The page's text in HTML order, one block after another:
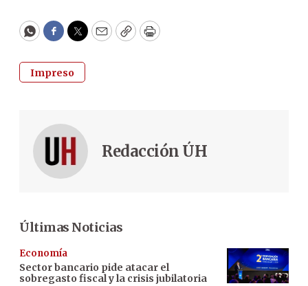
WhatsApp
Facebook
Twitter
EmailCopyPrint
Impreso
Redacción ÚH
Últimas Noticias
Economía
Sector bancario pide atacar el
sobregasto fiscal y la crisis jubilatoria